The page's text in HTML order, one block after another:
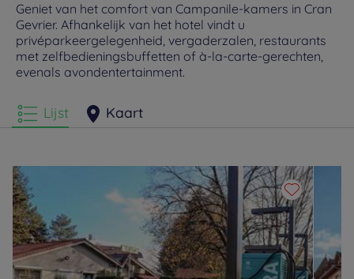
Geniet van het comfort van Campanile-kamers in Cran
Gevrier. Afhankelijk van het hotel vindt u
privéparkeergelegenheid, vergaderzalen, restaurants
met zelfbedieningsbuffetten of à-la-carte-gerechten,
evenals avondentertainment.
Lijst Kaart